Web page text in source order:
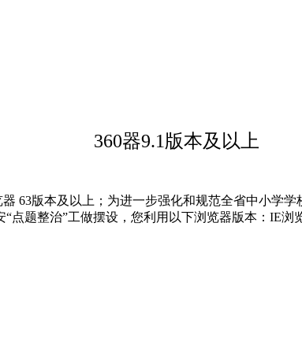
360器9.1版本及以上
版本及以上；为进一步强化和规范全省中小学学
点题整治”工做摆设，您利用以下浏览器版本：IE